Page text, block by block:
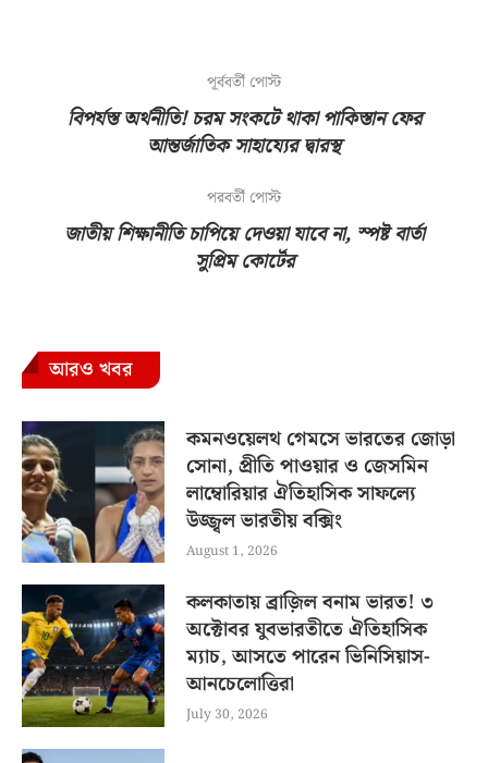
পূর্ববর্তী পোস্ট
বিপর্যস্ত অর্থনীতি! চরম সংকটে থাকা পাকিস্তান ফের
আন্তর্জাতিক সাহায্যের দ্বারস্থ
পরবর্তী পোস্ট
জাতীয় শিক্ষানীতি চাপিয়ে দেওয়া যাবে না, স্পষ্ট বার্তা
সুপ্রিম কোর্টের
আরও খবর
কমনওয়েলথ গেমসে ভারতের জোড়া
সোনা, প্রীতি পাওয়ার ও জেসমিন
লাম্বোরিয়ার ঐতিহাসিক সাফল্যে
উজ্জ্বল ভারতীয় বক্সিং
August 1, 2026
কলকাতায় ব্রাজ়িল বনাম ভারত! ৩
অক্টোবর যুবভারতীতে ঐতিহাসিক
ম্যাচ, আসতে পারেন ভিনিসিয়াস-
আনচেলোত্তিরা
July 30, 2026